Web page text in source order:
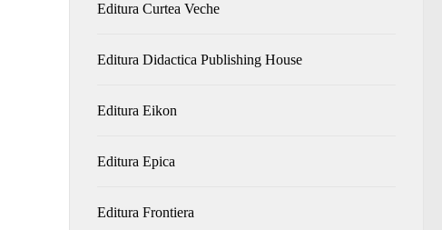
Editura Curtea Veche
Editura Didactica Publishing House
Editura Eikon
Editura Epica
Editura Frontiera